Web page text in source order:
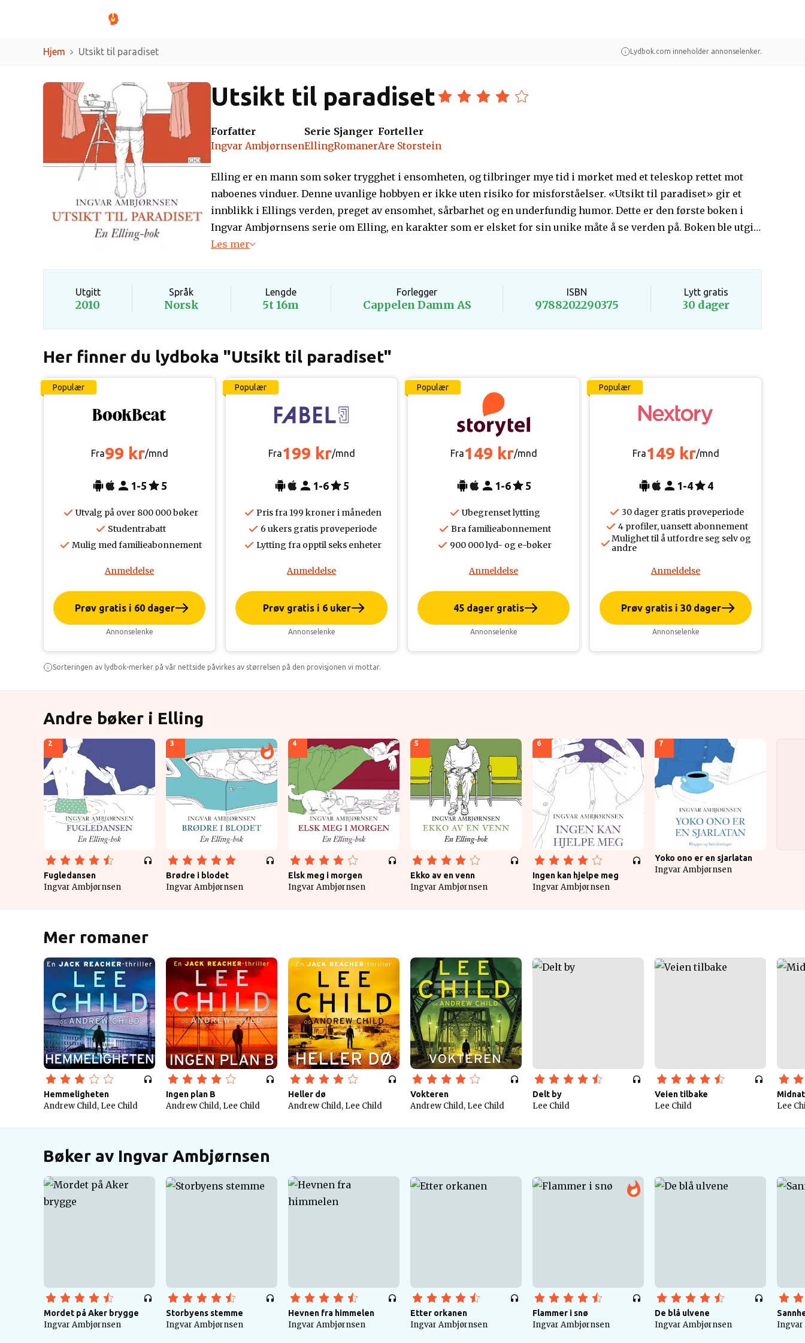
Hjem Utsikt til paradiset Lydbok.com inneholder annonselenker.
Utsikt til paradiset
Forfatter
Ingvar Ambjørnsen
Serie
Elling
Sjanger
Romaner
Forteller
Are Storstein
Elling er en mann som søker trygghet i ensomheten, og tilbringer mye tid i mørket med et teleskop rettet mot
naboenes vinduer. Denne uvanlige hobbyen er ikke uten risiko for misforståelser. «Utsikt til paradiset» gir et
innblikk i Ellings verden, preget av ensomhet, sårbarhet og en underfundig humor. Dette er den første boken i
Ingvar Ambjørnsens serie om Elling, en karakter som er elsket for sin unike måte å se verden på. Boken ble utgitt
i 1993 og er etterfulgt av «Fugledansen» og «Brødre i blodet», som begge har mottatt prestisjetunge
Les mer
Utgitt
2010
Språk
Norsk
Lengde
5t 16m
Forlegger
Cappelen Damm AS
ISBN
9788202290375
Lytt gratis
30 dager
Her finner du lydboka "Utsikt til paradiset"
Populær
Fra99 kr/mnd
1-5 5
Utvalg på over 800 000 bøker
Studentrabatt
Mulig med familieabonnement
Anmeldelse
Prøv gratis i 60 dager
Annonselenke
Populær
Fra199 kr/mnd
1-6 5
Pris fra 199 kroner i måneden
6 ukers gratis prøveperiode
Lytting fra opptil seks enheter
Anmeldelse
Prøv gratis i 6 uker
Annonselenke
Populær
Fra149 kr/mnd
1-6 5
Ubegrenset lytting
Bra familieabonnement
900 000 lyd- og e-bøker
Anmeldelse
45 dager gratis
Annonselenke
Populær
Fra149 kr/mnd
1-4 4
30 dager gratis prøveperiode
4 profiler, uansett abonnement
Mulighet til å utfordre seg selv og
andre
Anmeldelse
Prøv gratis i 30 dager
Annonselenke
Sorteringen av lydbok-merker på vår nettside påvirkes av størrelsen på den provisjonen vi mottar.
Andre bøker i Elling
2
Fugledansen
Ingvar Ambjørnsen
3
Brødre i blodet
Ingvar Ambjørnsen
4
Elsk meg i morgen
Ingvar Ambjørnsen
5
Ekko av en venn
Ingvar Ambjørnsen
6
Ingen kan hjelpe meg
Ingvar Ambjørnsen
7
Yoko ono er en sjarlatan
Ingvar Ambjørnsen
Mer romaner
Hemmeligheten
Andrew Child, Lee Child
Ingen plan B
Andrew Child, Lee Child
Heller dø
Andrew Child, Lee Child
Vokteren
Andrew Child, Lee Child
Delt by
Lee Child
Veien tilbake
Lee Child Lee
Bøker av Ingvar Ambjørnsen
Mordet på Aker brygge
Ingvar Ambjørnsen
Storbyens stemme
Ingvar Ambjørnsen
Hevnen fra himmelen
Ingvar Ambjørnsen
Etter orkanen
Ingvar Ambjørnsen
Flammer i snø
Ingvar Ambjørnsen
De blå ulvene
Ingvar Ambjørnsen Ingvar